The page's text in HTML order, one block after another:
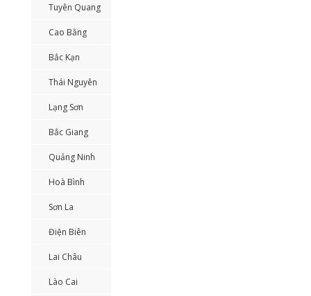
Tuyên Quang
Cao Bằng
Bắc Kạn
Thái Nguyên
Lạng Sơn
Bắc Giang
Quảng Ninh
Hoà Bình
Sơn La
Điện Biên
Lai Châu
Lào Cai